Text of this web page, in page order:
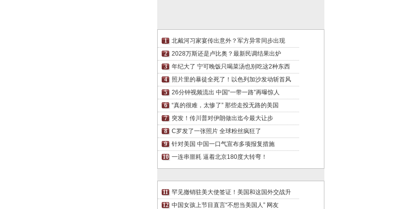
北戴河习家宴传出意外？军方异常同步出现
2028万斯还是卢比奥？最新民调结果出炉
年纪大了 宁可晚饭只喝菜汤也别吃这2种东西
照片里的暴徒全死了！以色列加沙发动斩首风
26分钟视频流出 中国“一带一路”再曝惊人
“真的很难，太惨了” 那些走投无路的美国
突发！传川普对伊朗做出迄今最大让步
C罗发了一张照片 全球粉丝疯狂了
针对美国 中国一口气宣布多项报复措施
一连串噩耗 逼着北京180度大转弯！
罕见撤销驻美大使签证！美国和这国外交战升
中国女孩上节目直言“不想当美国人” 网友